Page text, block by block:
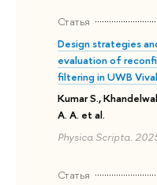
Статья
Design strategies
evaluation of
filtering in UWB
Kumar S.,
A. A. et al.
Physica Scripta.
Статья